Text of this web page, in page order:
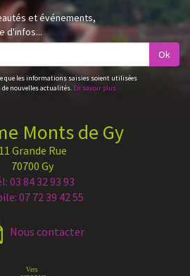
et événements,
d'infos...
que les informations saisies soient utilisées
nouvelles actualités. En savoir plus
Ok
Monts de Gy
11 Grande Rue
70700 Gy
03 84 32 93 93
07 72 39 42 55
Nous contacter